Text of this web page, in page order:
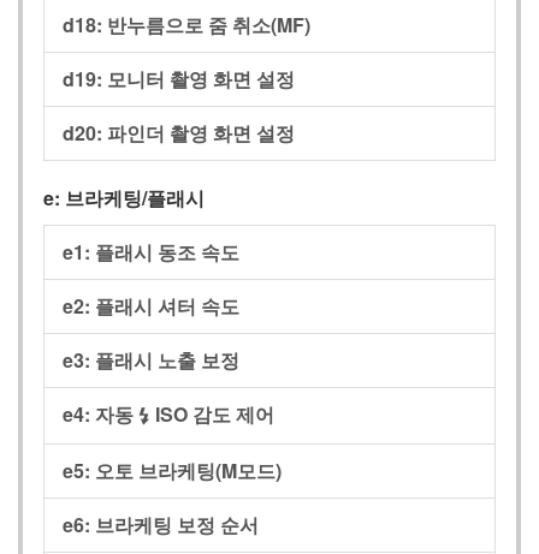
d18: 반누름으로 줌 취소(MF)
d19: 모니터 촬영 화면 설정
d20: 파인더 촬영 화면 설정
e: 브라케팅/플래시
e1: 플래시 동조 속도
e2: 플래시 셔터 속도
e3: 플래시 노출 보정
e4: 자동 c ISO 감도 제어
e5: 오토 브라케팅(M모드)
e6: 브라케팅 보정 순서